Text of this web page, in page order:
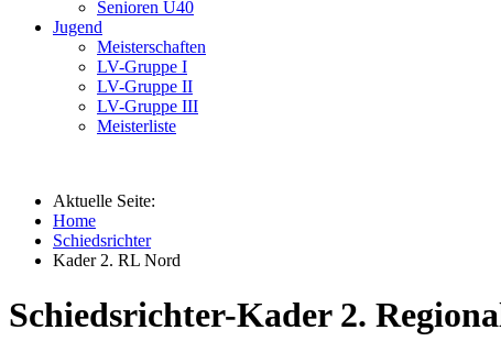
Senioren Ü40
Jugend
Meisterschaften
LV-Gruppe I
LV-Gruppe II
LV-Gruppe III
Meisterliste
Aktuelle Seite:
Home
Schiedsrichter
Kader 2. RL Nord
Schiedsrichter-Kader 2.